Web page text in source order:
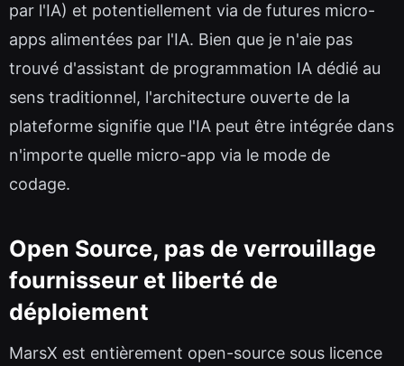
par l'IA) et potentiellement via de futures micro-
apps alimentées par l'IA. Bien que je n'aie pas
trouvé d'assistant de programmation IA dédié au
sens traditionnel, l'architecture ouverte de la
plateforme signifie que l'IA peut être intégrée dans
n'importe quelle micro-app via le mode de
codage.
Open Source, pas de verrouillage
fournisseur et liberté de
déploiement
MarsX est entièrement open-source sous licence